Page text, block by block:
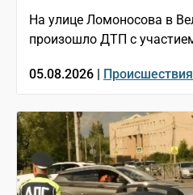
На улице Ломоносова в
произошло ДТП с
05.08.2026 | Происшествия